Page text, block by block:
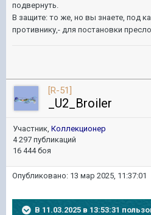
подвернуть.
В защите: то же, но вы знаете, под
противнику,- для постановки
[R-51]
_U2_Broiler
Участник, Коллекционер
4 297 публикаций
16 444 боя
Опубликовано: 13 мар 2025, 11:37:01
В 11.03.2025 в 13:53:31